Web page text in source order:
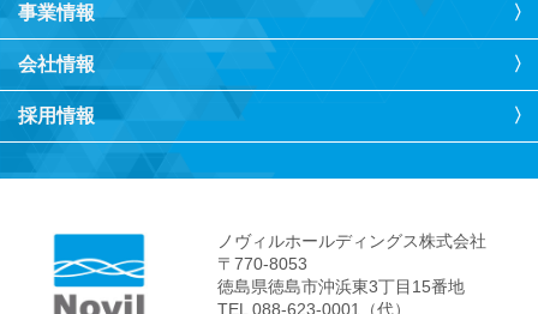
事業情報
会社情報
採用情報
ノヴィルホールディングス株式会社
〒770-8053
徳島県徳島市沖浜東3丁目15番地
TEL 088-623-0001（代）